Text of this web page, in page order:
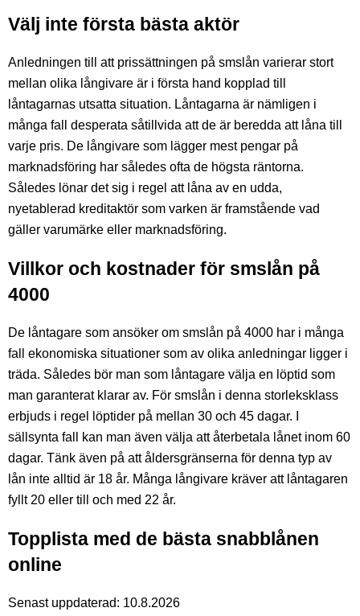
Välj inte första bästa aktör
Anledningen till att prissättningen på smslån varierar stort
mellan olika långivare är i första hand kopplad till
låntagarnas utsatta situation. Låntagarna är nämligen i
många fall desperata såtillvida att de är beredda att låna till
varje pris. De långivare som lägger mest pengar på
marknadsföring har således ofta de högsta räntorna.
Således lönar det sig i regel att låna av en udda,
nyetablerad kreditaktör som varken är framstående vad
gäller varumärke eller marknadsföring.
Villkor och kostnader för smslån på
4000
De låntagare som ansöker om smslån på 4000 har i många
fall ekonomiska situationer som av olika anledningar ligger i
träda. Således bör man som låntagare välja en löptid som
man garanterat klarar av. För smslån i denna storleksklass
erbjuds i regel löptider på mellan 30 och 45 dagar. I
sällsynta fall kan man även välja att återbetala lånet inom 60
dagar. Tänk även på att åldersgränserna för denna typ av
lån inte alltid är 18 år. Många långivare kräver att låntagaren
fyllt 20 eller till och med 22 år.
Topplista med de bästa snabblånen
online
Senast uppdaterad: 10.8.2026